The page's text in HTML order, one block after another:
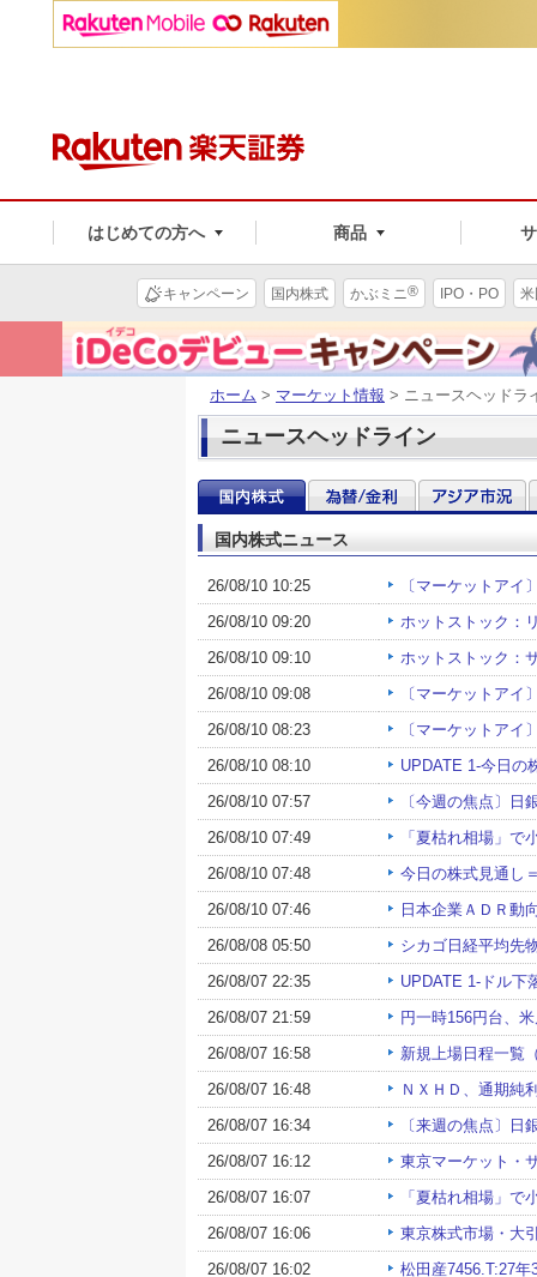
はじめての方へ 商品
キャンペーン 国内株式 かぶミニ® IPO・PO
ホーム > マーケット情報 > ニュースヘッドラ
ニュースヘッドライン